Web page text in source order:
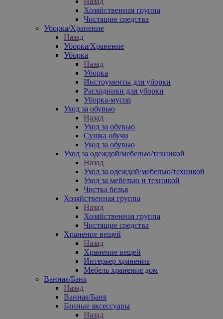
Хозяйственная группа
Чистящие средства
Уборка/Хранение
Назад
Уборка/Хранение
Уборка
Назад
Уборка
Инструменты для уборки
Расходники для уборки
Уборка-мусор
Уход за обувью
Назад
Уход за обувью
Сушка обучи
Уход за обувью
Уход за одеждой/мебелью/техникой
Назад
Уход за одеждой/мебелью/техникой
Уход за мебелью и техникой
Чистка белья
Хозяйственная группа
Назад
Хозяйственная группа
Чистящие средства
Хранение вещей
Назад
Хранение вещей
Интерьер хранение
Мебель хранение дом
Ванная/Баня
Назад
Ванная/Баня
Банные аксессуары
Назад